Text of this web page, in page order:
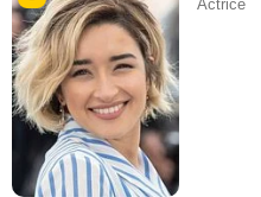
Actrice